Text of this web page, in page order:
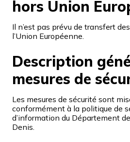
hors Union
Il n’est pas prévu de transfert
l’Union Européenne.
Description
mesures de
Les mesures de sécurité sont
conformément à la politique de
d’information du Département
Denis.